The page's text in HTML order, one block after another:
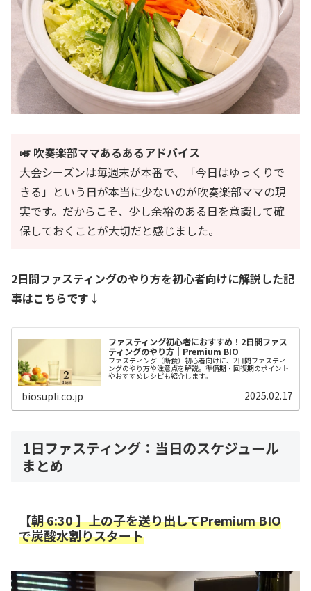
🎺 吹奏楽部ママあるあるアドバイス
大会シーズンは毎週末が本番で、「今日はゆっくりで
きる」という日が本当に少ないのが吹奏楽部ママの現
実です。だからこそ、少し余裕のある日を意識して確
保しておくことが大切だと感じました。
2日間ファスティングのやり方を初心者向けに解説した記
事はこちらです↓
ファスティング初心者におすすめ！2日間ファス
ティングのやり方｜Premium BIO
ファスティング（断食）初心者向けに、2日間ファスティ
ングのやり方や注意点を解説。準備期・回復期のポイント
やおすすめレシピも紹介します。
biosupli.co.jp 2025.02.17
1日ファスティング：当日のスケジュール
まとめ
【朝 6:30 】上の子を送り出してPremium BIO
で炭酸水割りスタート